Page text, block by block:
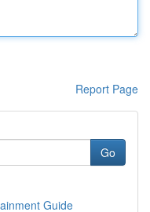
Report Page
Go
Guide